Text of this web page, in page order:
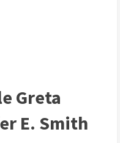
Greta
E. Smith